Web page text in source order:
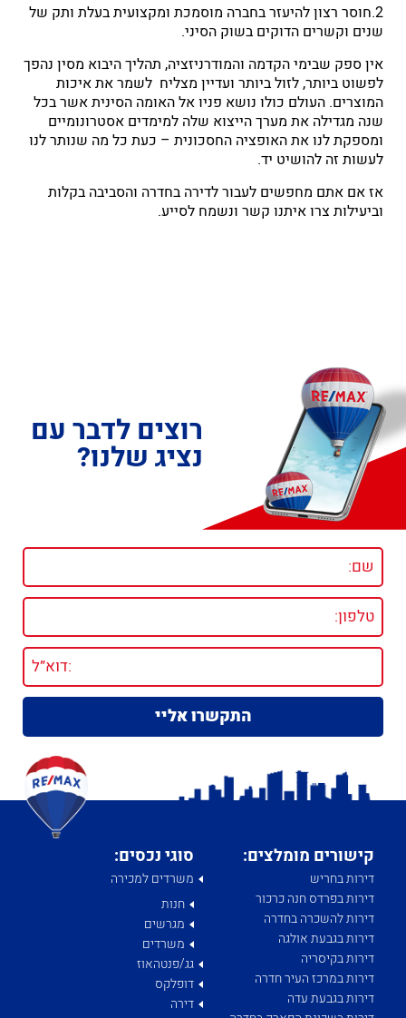
2.חוסר רצון להיעזר בחברה מוסמכת ומקצועית בעלת ותק של
שנים וקשרים הדוקים בשוק הסיני.
אין ספק שבימי הקדמה והמודרניזציה, תהליך היבוא מסין נהפך
לפשוט ביותר, לזול ביותר ועדיין מצליח לשמר את איכות
המוצרים. העולם כולו נושא פניו אל האומה הסינית אשר בכל
שנה מגדילה את מערך הייצוא שלה למימדים אסטרונומיים
ומספקת לנו את האופציה החסכונית – כעת כל מה שנותר לנו
לעשות זה להושיט יד.
אז אם אתם מחפשים לעבור לדירה בחדרה והסביבה בקלות
וביעילות צרו איתנו קשר ונשמח לסייע.
רוצים לדבר עם
נציג שלנו?
קישורים מומלצים:
דירות בחריש
דירות בפרדס חנה כרכור
דירות להשכרה בחדרה
דירות בגבעת אולגה
דירות בקיסריה
דירות במרכז העיר חדרה
דירות בגבעת עדה
סוגי נכסים:
משרדים למכירה
חנות
מגרשים
משרדים
גג/פנטהאוז
דופלקס
דירה